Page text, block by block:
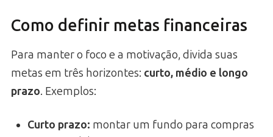
Como definir metas financeiras
Para manter o foco e a motivação, divida suas
metas em três horizontes: curto, médio e longo
prazo. Exemplos:
Curto prazo: montar um fundo para compras